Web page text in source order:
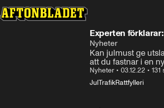
Experten
Nyheter
Kan julmust ge
att du fastnar i en
Nyheter • 03.12.22 • 131
JulTrafikRattfylleri